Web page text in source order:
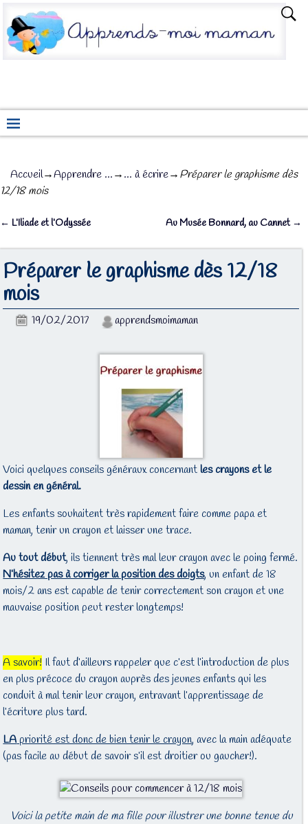
Accueil→Apprendre ...→... à écrire→Préparer le graphisme dès
12/18 mois
← L’Iliade et l’Odyssée Au Musée Bonnard, au Cannet →
Préparer le graphisme dès 12/18
mois
19/02/2017 apprendsmoimaman
Voici quelques conseils généraux concernantles crayons et le
dessin en général.
Les enfants souhaitent très rapidement faire comme papa et
maman, tenir un crayon et laisser une trace.
Au tout début, ils tiennent très mal leur crayon avec le poing fermé.
N’hésitez pas à corriger la position des doigts, un enfant de 18
mois/2 ans est capable de tenir correctement son crayon et une
mauvaise position peut rester longtemps!
A savoir! Il faut d’ailleurs rappeler que c’est l’introduction de plus
en plus précoce du crayon auprès des jeunes enfants qui les
conduit à mal tenir leur crayon, entravant l’apprentissage de
l’écriture plus tard.
LApriorité est donc de bien tenir le crayon, avec la main adéquate
(pas facile au début de savoir s’il est droitier ou gaucher!).
Voici la petite main de ma fille pour illustrer une bonne tenue du